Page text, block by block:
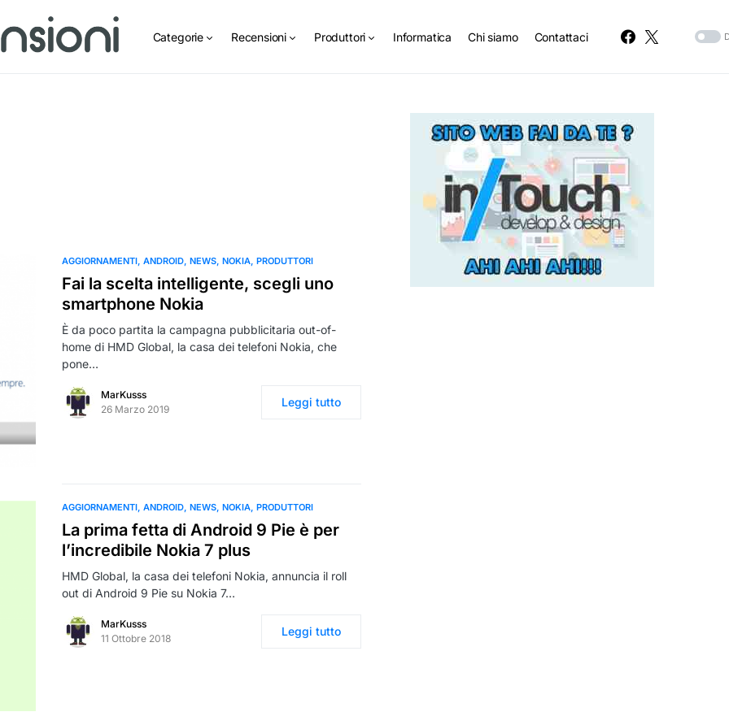
Categorie Recensioni Produttori Informatica Chi siamo Contattaci
AGGIORNAMENTI ANDROID NEWS NOKIA PRODUTTORI
Fai la scelta intelligente, scegli uno
smartphone Nokia
È da poco partita la campagna pubblicitaria out-of-
home di HMD Global, la casa dei telefoni Nokia, che
pone…
MarKusss
26 Marzo 2019
Leggi tutto
AGGIORNAMENTI ANDROID NEWS NOKIA PRODUTTORI
La prima fetta di Android 9 Pie è per
l’incredibile Nokia 7 plus
HMD Global, la casa dei telefoni Nokia, annuncia il roll
out di Android 9 Pie su Nokia 7…
MarKusss
11 Ottobre 2018
Leggi tutto